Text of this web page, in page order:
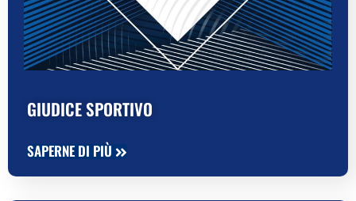
GIUDICE SPORTIVO
SAPERNE DI PIÙ